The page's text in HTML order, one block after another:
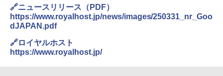
し 塩らーめん 108g×10袋 保存食 備蓄
高効率 15L 一人暮らし 二人暮らし スチ
ーム調理 フラットテーブル トースト機
能 自動メニュー33種 簡単お手入れ ブラ
￥26,130
🔗ニュースリリース（PDF）
https://www.royalhost.jp/news/images/250331_nr_Goo
dJAPAN.pdf
🔗ロイヤルホスト
https://www.royalhost.jp/